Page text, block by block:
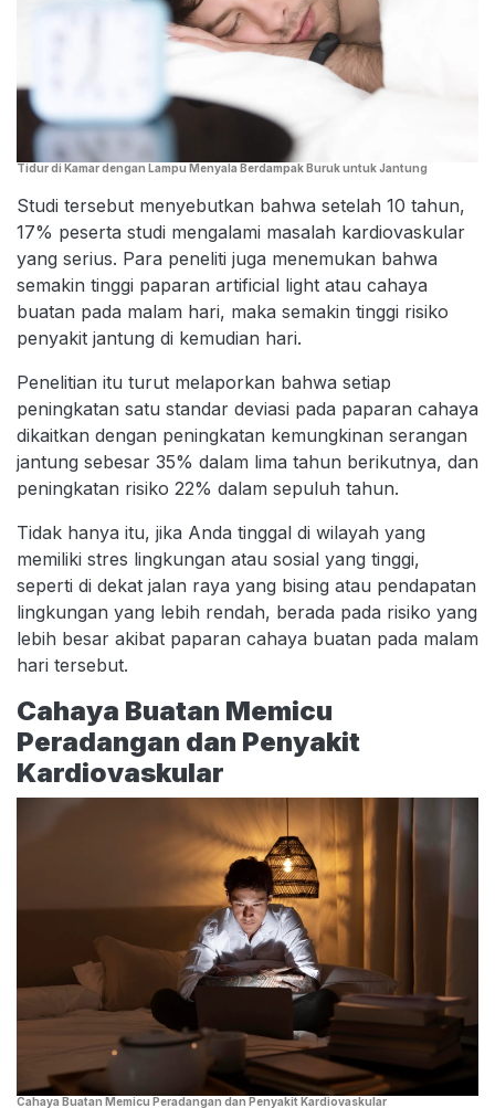
Tidur di Kamar dengan Lampu Menyala Berdampak Buruk untuk Jantung
Studi tersebut menyebutkan bahwa setelah 10 tahun,
17% peserta studi mengalami masalah kardiovaskular
yang serius. Para peneliti juga menemukan bahwa
semakin tinggi paparan artificial light atau cahaya
buatan pada malam hari, maka semakin tinggi risiko
penyakit jantung di kemudian hari.
Penelitian itu turut melaporkan bahwa setiap
peningkatan satu standar deviasi pada paparan cahaya
dikaitkan dengan peningkatan kemungkinan serangan
jantung sebesar 35% dalam lima tahun berikutnya, dan
peningkatan risiko 22% dalam sepuluh tahun.
Tidak hanya itu, jika Anda tinggal di wilayah yang
memiliki stres lingkungan atau sosial yang tinggi,
seperti di dekat jalan raya yang bising atau pendapatan
lingkungan yang lebih rendah, berada pada risiko yang
lebih besar akibat paparan cahaya buatan pada malam
hari tersebut.
Cahaya Buatan Memicu
Peradangan dan Penyakit
Kardiovaskular
Cahaya Buatan Memicu Peradangan dan Penyakit Kardiovaskular